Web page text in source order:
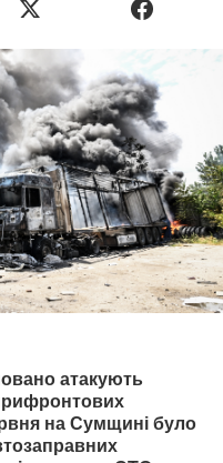
атакують
на Сумщині було